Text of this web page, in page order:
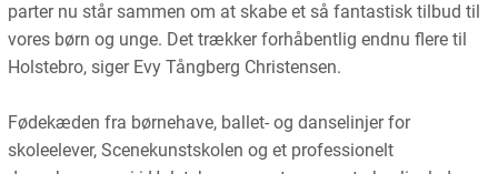
parter nu står sammen om at skabe et så fantastisk tilbud til
vores børn og unge. Det trækker forhåbentlig endnu flere til
Holstebro, siger Evy Tångberg Christensen.
Fødekæden fra børnehave, ballet- og danselinjer for
skoleelever, Scenekunstskolen og et professionelt